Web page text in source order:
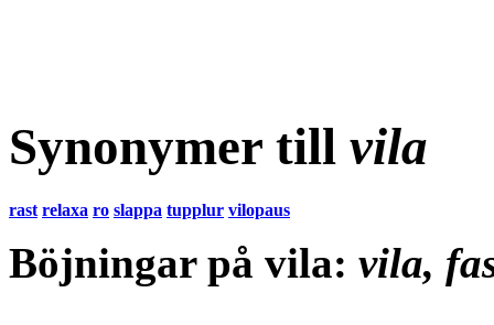
Synonymer till vila
rast relaxa ro slappa tupplur vilopaus
Böjningar på vila: vila,